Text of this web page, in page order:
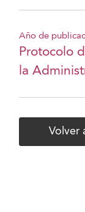
Año de
Protocolo
la
Volver